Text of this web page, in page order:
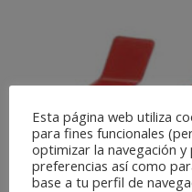
Esta página web utiliza
para fines funcionales
optimizar la navegación
preferencias así como
base a tu perfil de